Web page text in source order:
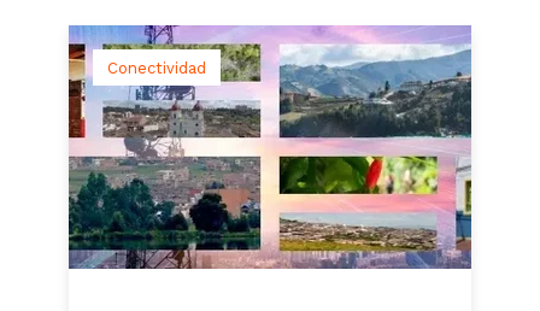
Conectividad